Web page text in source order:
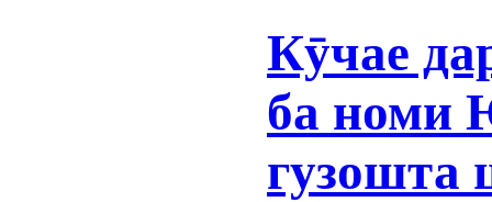
Кӯчае
ба номи
гузошта